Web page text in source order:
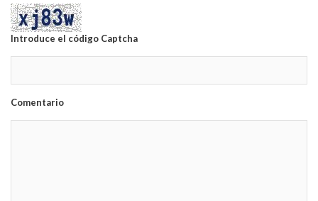
Introduce el código Captcha
Comentario